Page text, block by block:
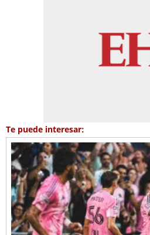
Te puede interesar: